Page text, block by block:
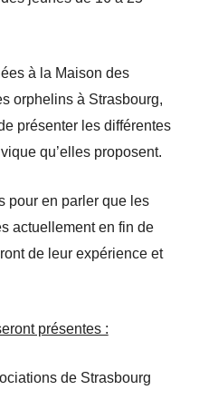
à la Maison des
orphelins à Strasbourg,
présenter les différentes
qu’elles proposent.
pour en parler que les
actuellement en fin de
de leur expérience et
présentes :
de Strasbourg